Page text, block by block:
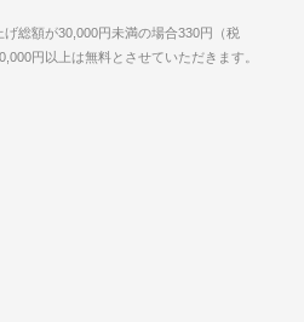
げ総額が30,000円未満の場合330円（税
円以上は無料とさせていただきます。